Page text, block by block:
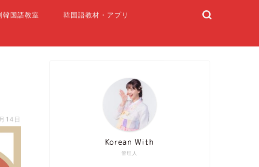
韓国語教室 韓国語教材・アプリ
14日
管理人
Korean With